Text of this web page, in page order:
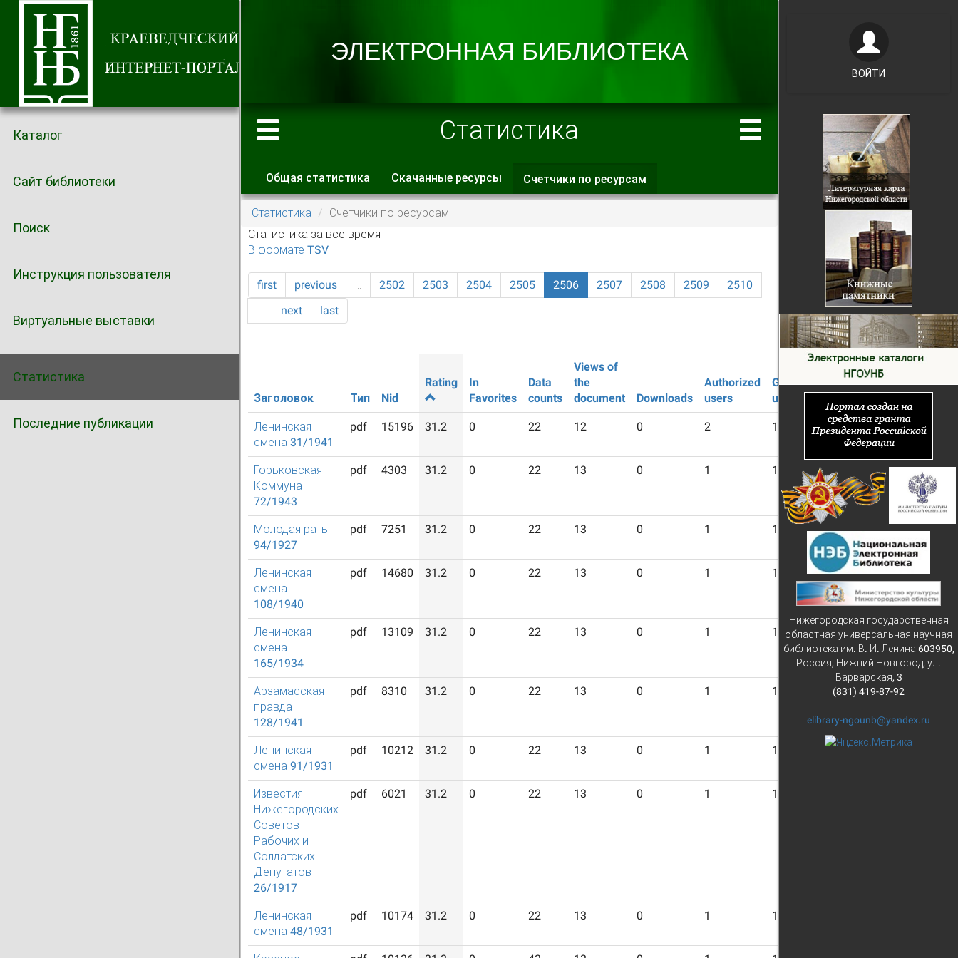
Каталог
Сайт библиотеки
Поиск
Инструкция пользователя
Виртуальные выставки
Статистика
Последние публикации
Статистика
Главные вкладки
Общая статистика Скачанные ресурсы Счетчики по ресурсам
вкладка)
Статистика
Счетчики по ресурсам
Статистика за все время
В формате TSV
first previous … 2502 2503 2504 2505 2506 2507 2508 2509
2510
…
next last
Заголовок Тип Nid
Rating
In
Favorites
Data
counts
Views of
the
document
Downloads
Authorized
users
Guest
users
Ленинская
смена 31/1941
pdf 15196 31.2 0 22 12 0 2 11
Горьковская
Коммуна
72/1943
pdf 4303 31.2 0 22 13 0 1 13
Молодая рать
94/1927
pdf 7251 31.2 0 22 13 0 1 13
Ленинская
смена
108/1940
pdf 14680 31.2 0 22 13 0 1 13
Ленинская
смена
165/1934
pdf 13109 31.2 0 22 13 0 1 13
Арзамасская
правда
128/1941
pdf 8310 31.2 0 22 13 0 1 13
Ленинская
смена 91/1931
pdf 10212 31.2 0 22 13 0 1 13
Известия
Нижегородских
Советов
Рабочих и
Солдатских
Депутатов
26/1917
pdf 6021 31.2 0 22 13 0 1 13
Ленинская
смена 48/1931
pdf 10174 31.2 0 22 13 0 1 13
ВОЙТИ
Нижегородская государственная
областная универсальная научная
библиотека им. В. И. Ленина 603950,
Россия, Нижний Новгород, ул.
Варварская, 3
(831) 419-87-92
elibrary-ngounb@yandex.ru